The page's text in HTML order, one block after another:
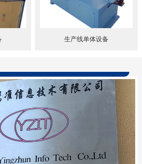
生产线单体设备